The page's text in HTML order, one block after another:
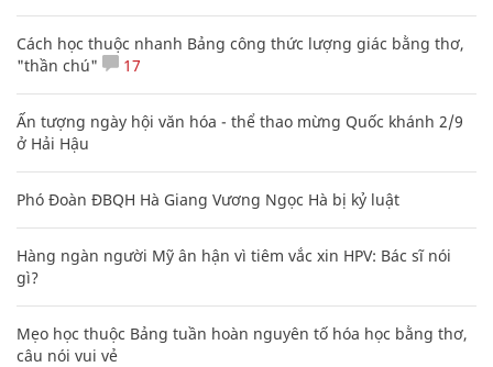
Cách học thuộc nhanh Bảng công thức lượng giác bằng thơ,
"thần chú"
17
Ấn tượng ngày hội văn hóa - thể thao mừng Quốc khánh 2/9
ở Hải Hậu
Phó Đoàn ĐBQH Hà Giang Vương Ngọc Hà bị kỷ luật
Hàng ngàn người Mỹ ân hận vì tiêm vắc xin HPV: Bác sĩ nói
gì?
Mẹo học thuộc Bảng tuần hoàn nguyên tố hóa học bằng thơ,
câu nói vui vẻ